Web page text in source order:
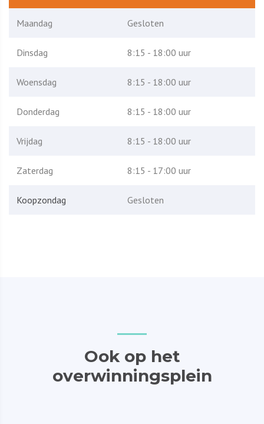
Maandag Gesloten
Dinsdag 8:15 - 18:00 uur
Woensdag 8:15 - 18:00 uur
Donderdag 8:15 - 18:00 uur
Vrijdag 8:15 - 18:00 uur
Zaterdag 8:15 - 17:00 uur
Koopzondag Gesloten
Ook op het
overwinningsplein